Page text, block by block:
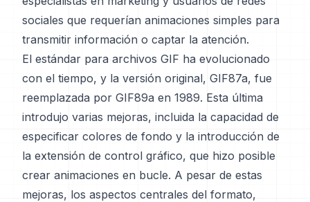
sociales que requerían animaciones simples para
transmitir información o captar la atención.
El estándar para archivos GIF ha evolucionado
con el tiempo, y la versión original, GIF87a, fue
reemplazada por GIF89a en 1989. Esta última
introdujo varias mejoras, incluida la capacidad de
especificar colores de fondo y la introducción de
la extensión de control gráfico, que hizo posible
crear animaciones en bucle. A pesar de estas
mejoras, los aspectos centrales del formato,